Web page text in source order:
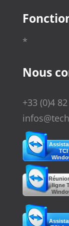
*
Nous
+33 (0)4
TCI
ligne